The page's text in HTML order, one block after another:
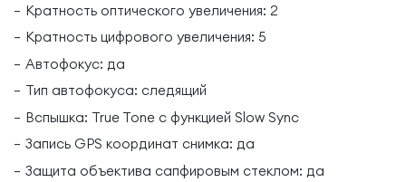
Кратность оптического увеличения: 2
Кратность цифрового увеличения: 5
Автофокус: да
Тип автофокуса: следящий
Вспышка: True Tone с функцией Slow Sync
Запись GPS координат снимка: да
Защита объектива сапфировым стеклом: да